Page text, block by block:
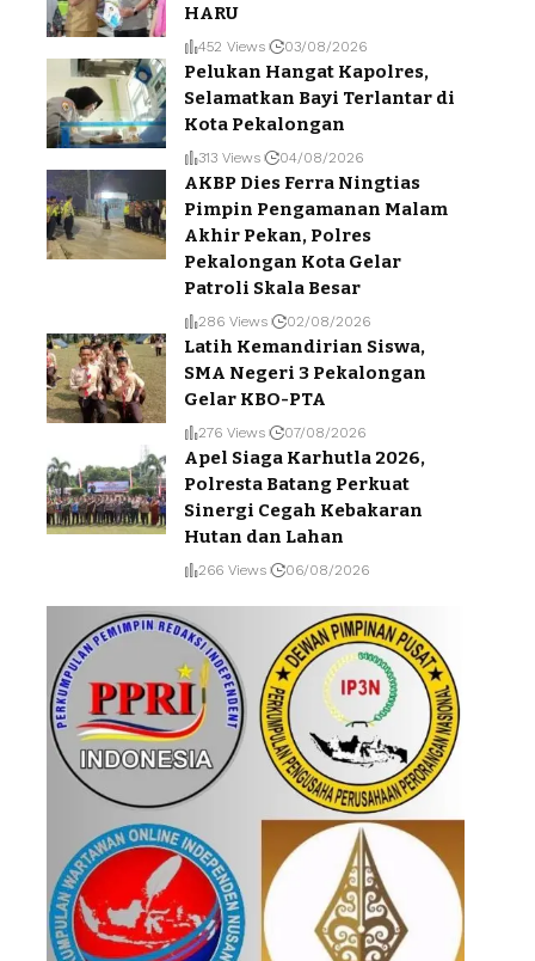
HARU
452 Views 03/08/2026
Pelukan Hangat Kapolres,
Selamatkan Bayi Terlantar di
Kota Pekalongan
313 Views 04/08/2026
AKBP Dies Ferra Ningtias
Pimpin Pengamanan Malam
Akhir Pekan, Polres
Pekalongan Kota Gelar
Patroli Skala Besar
286 Views 02/08/2026
Latih Kemandirian Siswa,
SMA Negeri 3 Pekalongan
Gelar KBO-PTA
276 Views 07/08/2026
Apel Siaga Karhutla 2026,
Polresta Batang Perkuat
Sinergi Cegah Kebakaran
Hutan dan Lahan
266 Views 06/08/2026